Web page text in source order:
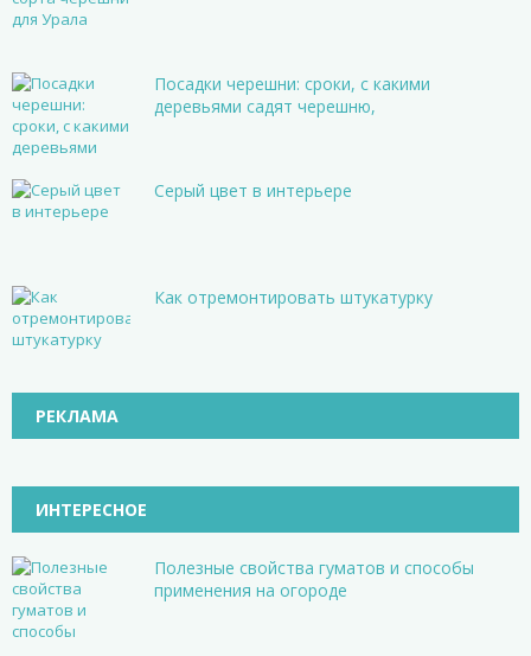
Посадки черешни: сроки, с какими
деревьями садят черешню,
Серый цвет в интерьере
Как отремонтировать штукатурку
РЕКЛАМА
ИНТЕРЕСНОЕ
Полезные свойства гуматов и способы
применения на огороде